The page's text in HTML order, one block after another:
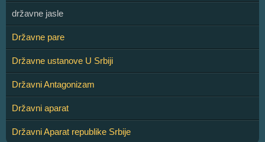
državne jasle
Državne pare
Državne ustanove U Srbiji
Državni Antagonizam
Državni aparat
Državni Aparat republike Srbije